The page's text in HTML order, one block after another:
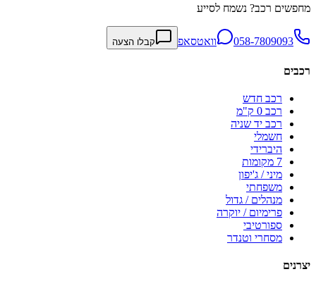
מחפשים רכב? נשמח לסייע
058-7809093 וואטסאפ קבלו הצעה
רכבים
רכב חדש
רכב 0 ק"מ
רכב יד שניה
חשמלי
היברידי
7 מקומות
מיני / ג'יפון
משפחתי
מנהלים / גדול
פרימיום / יוקרה
ספורטיבי
מסחרי וטנדר
יצרנים